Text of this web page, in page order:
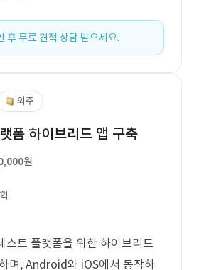
후 무료 견적 상담 받으세요.
외주
폼 하이브리드 앱 구축
원
스트 플랫폼을 위한 하이브리드
며, Android와 iOS에서 동작하